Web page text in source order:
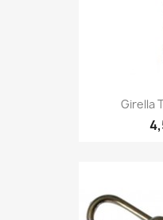
Girella